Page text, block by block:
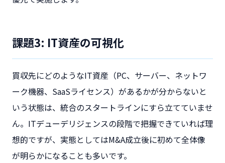
課題3: IT資産の可視化
買収先にどのようなIT資産（PC、サーバー、ネットワ
ーク機器、SaaSライセンス）があるかが分からないと
いう状態は、統合のスタートラインにすら立てていませ
ん。ITデューデリジェンスの段階で把握できていれば理
想的ですが、実態としてはM&A成立後に初めて全体像
が明らかになることも多いです。